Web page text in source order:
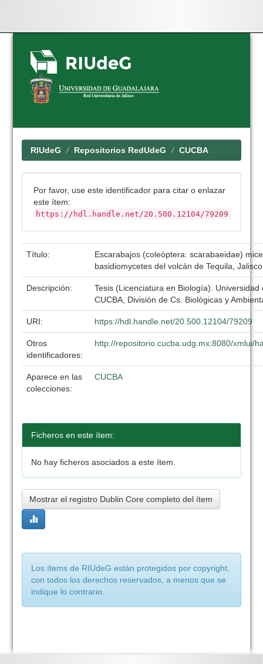
Skip
navigation
RIUdeG Repositorios RedUdeG CUCBA
Por favor, use este identificador para citar o enlazar
este ítem:
https://hdl.handle.net/20.500.12104/79209
Título:
Escarabajos (coleóptera: scarabaeidae)
basidiomycetes del volcán de Tequila,
Descripción:
Tesis (Licenciatura en Biología). Universidad
CUCBA, División de Cs. Biológicas y
URI: https://hdl.handle.net/20.500.12104/79209
Otros
identificadores:
http://repositorio.cucba.udg.mx:8080/xmlui/
Aparece en las
colecciones:
CUCBA
Ficheros en este ítem:
No hay ficheros asociados a este ítem.
Mostrar el registro Dublin Core completo del ítem
Los ítems de RIUdeG están protegidos por copyright,
con todos los derechos reservados, a menos que se
indique lo contrario.